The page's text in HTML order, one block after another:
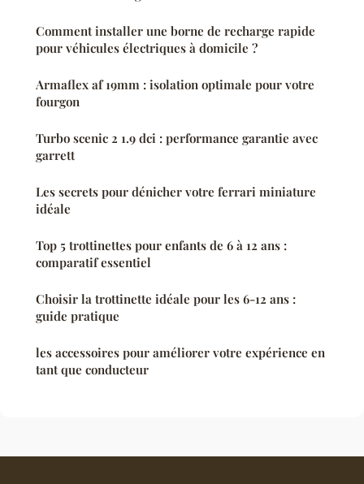
Comment installer une borne de recharge rapide
pour véhicules électriques à domicile ?
Armaflex af 19mm : isolation optimale pour votre
fourgon
Turbo scenic 2 1.9 dci : performance garantie avec
garrett
Les secrets pour dénicher votre ferrari miniature
idéale
Top 5 trottinettes pour enfants de 6 à 12 ans :
comparatif essentiel
Choisir la trottinette idéale pour les 6-12 ans :
guide pratique
les accessoires pour améliorer votre expérience en
tant que conducteur